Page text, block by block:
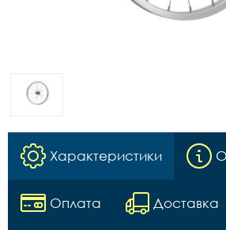
Характеристики
Оплата Доставка